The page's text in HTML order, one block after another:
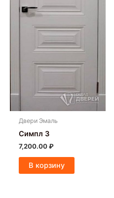
Двери Эмаль
Симпл 3
7,200.00₽
В корзину